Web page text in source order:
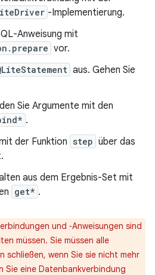
-Implementierung.
Anweisung mit
vor.
aus. Gehen Sie
Sie Argumente mit den
.
der Funktion step über das
aus dem Ergebnis-Set mit
get* .
und ‑Anweisungen sind
müssen. Sie müssen alle
schließen, wenn Sie sie nicht mehr
Sie eine Datenbankverbindung